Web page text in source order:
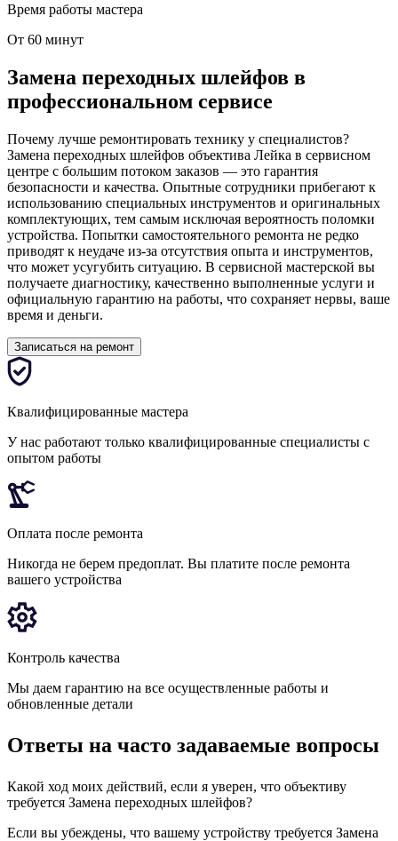
Время работы мастера
От 60 минут
Замена переходных шлейфов в
профессиональном сервисе
Почему лучше ремонтировать технику у специалистов?
Замена переходных шлейфов объектива Лейка в сервисном
центре с большим потоком заказов — это гарантия
безопасности и качества. Опытные сотрудники прибегают к
использованию специальных инструментов и оригинальных
комплектующих, тем самым исключая вероятность поломки
устройства. Попытки самостоятельного ремонта не редко
приводят к неудаче из-за отсутствия опыта и инструментов,
что может усугубить ситуацию. В сервисной мастерской вы
получаете диагностику, качественно выполненные услуги и
официальную гарантию на работы, что сохраняет нервы, ваше
время и деньги.
Записаться на ремонт
Квалифицированные мастера
У нас работают только квалифицированные специалисты с
опытом работы
Оплата после ремонта
Никогда не берем предоплат. Вы платите после ремонта
вашего устройства
Контроль качества
Мы даем гарантию на все осуществленные работы и
обновленные детали
Ответы на часто задаваемые вопросы
Какой ход моих действий, если я уверен, что объективу
требуется Замена переходных шлейфов?
Если вы убеждены, что вашему устройству требуется Замена